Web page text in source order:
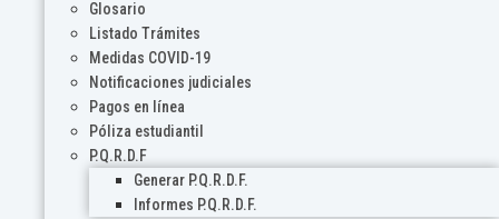
Glosario
Listado Trámites
Medidas COVID-19
Notificaciones judiciales
Pagos en línea
Póliza estudiantil
P.Q.R.D.F
Generar P.Q.R.D.F.
Informes P.Q.R.D.F.